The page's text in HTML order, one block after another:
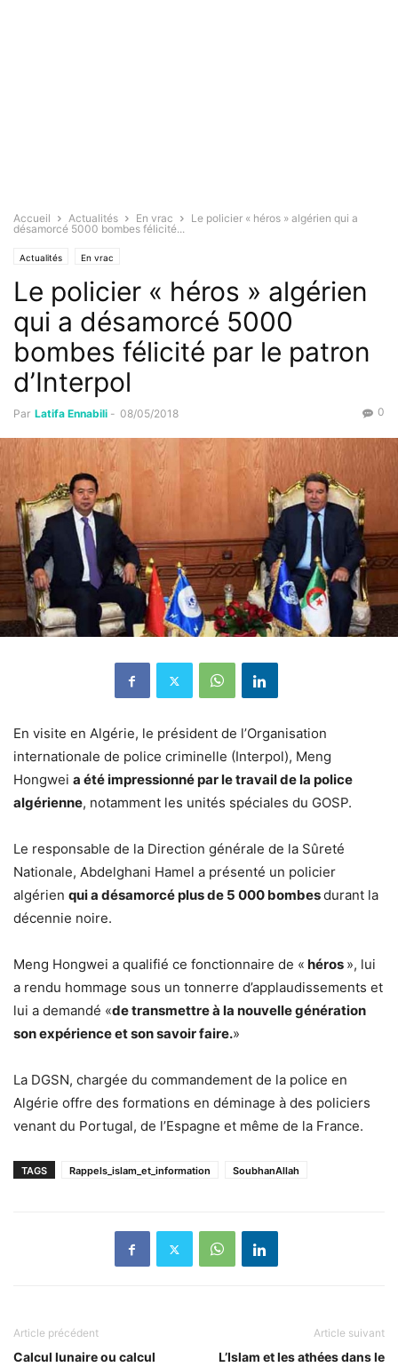
Accueil Actualités En vrac
Le policier « héros » algérien qui a
désamorcé 5000 bombes félicité...
Actualités En vrac
Le policier « héros » algérien
qui a désamorcé 5000
bombes félicité par le patron
d’Interpol
Par Latifa Ennabili - 08/05/2018 0
En visite en Algérie, le président de l’Organisation
internationale de police criminelle (Interpol), Meng
Hongwei a été impressionné par le travail de la police
algérienne, notamment les unités spéciales du GOSP.
Le responsable de la Direction générale de la Sûreté
Nationale, Abdelghani Hamel a présenté un policier
algérien qui a désamorcé plus de 5 000 bombesdurant la
décennie noire.
Meng Hongwei a qualifié ce fonctionnaire de « héros », lui
a rendu hommage sous un tonnerre d’applaudissements et
lui a demandé «de transmettre à la nouvelle génération
son expérience et son savoir faire.»
La DGSN, chargée du commandement de la police en
Algérie offre des formations en déminage à des policiers
venant du Portugal, de l’Espagne et même de la France.
TAGS Rappels_islam_et_information SoubhanAllah
Article précédent
Calcul lunaire ou calcul
Article suivant
L’Islam et les athées dans le